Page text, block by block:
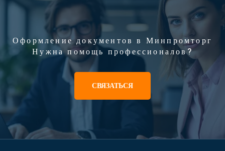
Оформление документов в Минпромторг
Нужна помощь профессионалов?
СВЯЗАТЬСЯ